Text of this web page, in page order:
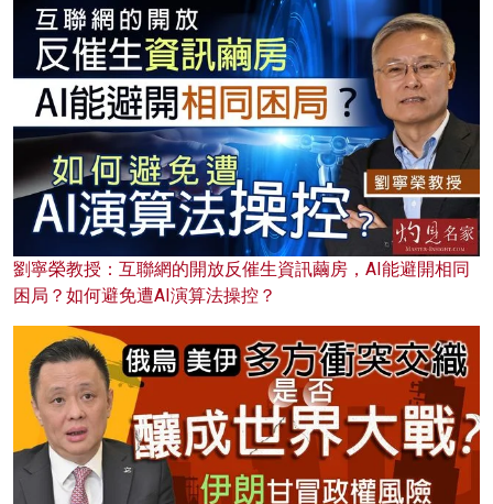
劉寧榮教授：互聯網的開放反催生資訊繭房，AI能避開相同
困局？如何避免遭AI演算法操控？